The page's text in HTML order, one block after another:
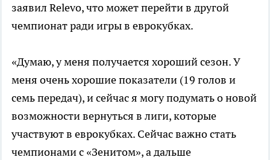
заявил Relevo, что может перейти в другой
чемпионат ради игры в еврокубках.
«Думаю, у меня получается хороший сезон. У
меня очень хорошие показатели (19 голов и
семь передач), и сейчас я могу подумать о новой
возможности вернуться в лиги, которые
участвуют в еврокубках. Сейчас важно стать
чемпионами с «Зенитом», а дальше